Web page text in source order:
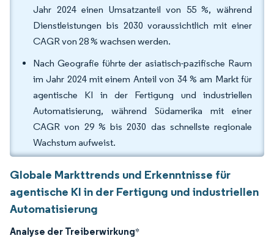
Jahr 2024 einen Umsatzanteil von 55 %, während
Dienstleistungen bis 2030 voraussichtlich mit einer
CAGR von 28 % wachsen werden.
Nach Geografie führte der asiatisch-pazifische Raum
im Jahr 2024 mit einem Anteil von 34 % am Markt für
agentische KI in der Fertigung und industriellen
Automatisierung, während Südamerika mit einer
CAGR von 29 % bis 2030 das schnellste regionale
Wachstum aufweist.
Globale Markttrends und Erkenntnisse für
agentische KI in der Fertigung und industriellen
Automatisierung
Analyse der Treiberwirkung*